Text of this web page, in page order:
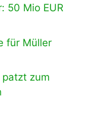
50 Mio EUR
für Müller
patzt zum